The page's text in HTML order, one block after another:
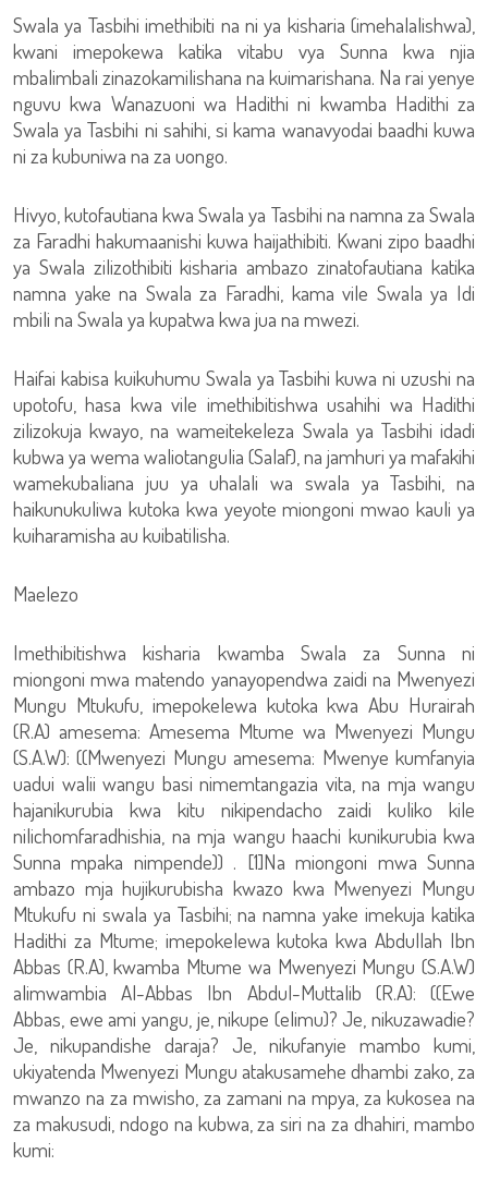
Swala ya Tasbihi imethibiti na ni ya kisharia (imehalalishwa),
kwani imepokewa katika vitabu vya Sunna kwa njia
mbalimbali zinazokamilishana na kuimarishana. Na rai yenye
nguvu kwa Wanazuoni wa Hadithi ni kwamba Hadithi za
Swala ya Tasbihi ni sahihi, si kama wanavyodai baadhi kuwa
ni za kubuniwa na za uongo.
Hivyo, kutofautiana kwa Swala ya Tasbihi na namna za Swala
za Faradhi hakumaanishi kuwa haijathibiti. Kwani zipo baadhi
ya Swala zilizothibiti kisharia ambazo zinatofautiana katika
namna yake na Swala za Faradhi, kama vile Swala ya Idi
mbili na Swala ya kupatwa kwa jua na mwezi.
Haifai kabisa kuikuhumu Swala ya Tasbihi kuwa ni uzushi na
upotofu, hasa kwa vile imethibitishwa usahihi wa Hadithi
zilizokuja kwayo, na wameitekeleza Swala ya Tasbihi idadi
kubwa ya wema waliotangulia (Salaf), na jamhuri ya mafakihi
wamekubaliana juu ya uhalali wa swala ya Tasbihi, na
haikunukuliwa kutoka kwa yeyote miongoni mwao kauli ya
kuiharamisha au kuibatilisha.
Maelezo
Imethibitishwa kisharia kwamba Swala za Sunna ni
miongoni mwa matendo yanayopendwa zaidi na Mwenyezi
Mungu Mtukufu, imepokelewa kutoka kwa Abu Hurairah
(R.A) amesema: Amesema Mtume wa Mwenyezi Mungu
(S.A.W): ((Mwenyezi Mungu amesema: Mwenye kumfanyia
uadui walii wangu basi nimemtangazia vita, na mja wangu
hajanikurubia kwa kitu nikipendacho zaidi kuliko kile
nilichomfaradhishia, na mja wangu haachi kunikurubia kwa
Sunna mpaka nimpende)) . [1]Na miongoni mwa Sunna
ambazo mja hujikurubisha kwazo kwa Mwenyezi Mungu
Mtukufu ni swala ya Tasbihi; na namna yake imekuja katika
Hadithi za Mtume; imepokelewa kutoka kwa Abdullah Ibn
Abbas (R.A), kwamba Mtume wa Mwenyezi Mungu (S.A.W)
alimwambia Al-Abbas Ibn Abdul-Muttalib (R.A): ((Ewe
Abbas, ewe ami yangu, je, nikupe (elimu)? Je, nikuzawadie?
Je, nikupandishe daraja? Je, nikufanyie mambo kumi,
ukiyatenda Mwenyezi Mungu atakusamehe dhambi zako, za
mwanzo na za mwisho, za zamani na mpya, za kukosea na
za makusudi, ndogo na kubwa, za siri na za dhahiri, mambo
kumi: